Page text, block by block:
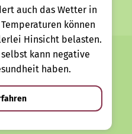
auch das Wetter in
können
Hinsicht belasten.
kann negative
haben.